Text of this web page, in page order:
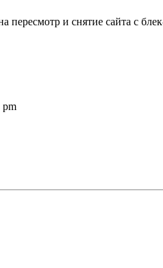
и снятие сайта с
pm